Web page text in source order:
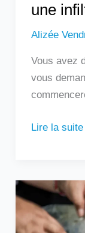
une
Alizée
Vous avez
vous
Lire la suite
Comment
traiter
une